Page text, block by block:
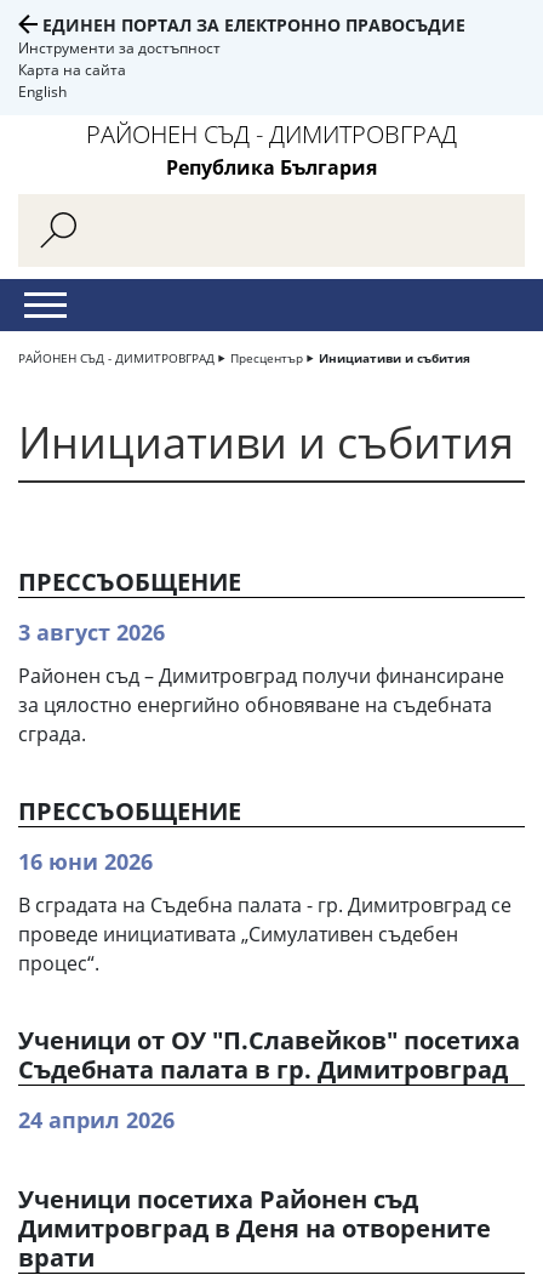
ЕДИНЕН ПОРТАЛ ЗА ЕЛЕКТРОННО ПРАВОСЪДИЕ
Инструменти за достъпност
Карта на сайта
English
РАЙОНЕН СЪД - ДИМИТРОВГРАД
Република България
РАЙОНЕН СЪД - ДИМИТРОВГРАД Пресцентър Инициативи и събития
Инициативи и събития
ПРЕССЪОБЩЕНИЕ
3 август 2026
Районен съд – Димитровград получи финансиране
за цялостно енергийно обновяване на съдебната
сграда.
ПРЕССЪОБЩЕНИЕ
16 юни 2026
В сградата на Съдебна палата - гр. Димитровград се
проведе инициативата „Симулативен съдебен
процес“.
Ученици от ОУ "П.Славейков" посетиха
Съдебната палата в гр. Димитровград
24 април 2026
Ученици посетиха Районен съд
Димитровград в Деня на отворените
врати